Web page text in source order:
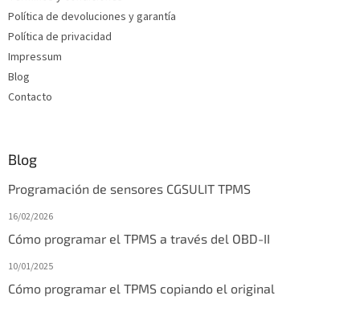
n
Política de devoluciones y garantía
Política de privacidad
Impressum
Blog
Contacto
Blog
Programación de sensores CGSULIT TPMS
16/02/2026
Cómo programar el TPMS a través del OBD-II
10/01/2025
Cómo programar el TPMS copiando el original